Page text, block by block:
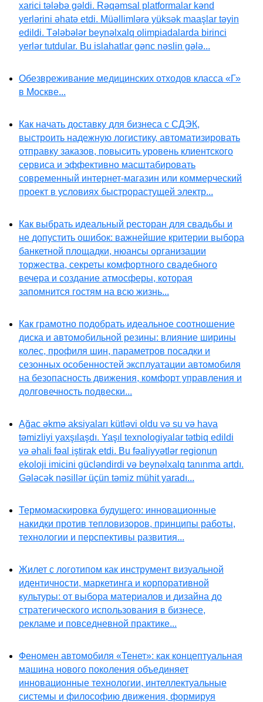
xarici tələbə gəldi. Rəqəmsal platformalar kənd
yerlərini əhatə etdi. Müəllimlərə yüksək maaşlar təyin
edildi. Tələbələr beynəlxalq olimpiadalarda birinci
yerlər tutdular. Bu islahatlar gənc nəslin gələ...
Обезвреживание медицинских отходов класса «Г»
в Москве...
Как начать доставку для бизнеса с СДЭК,
выстроить надежную логистику, автоматизировать
отправку заказов, повысить уровень клиентского
сервиса и эффективно масштабировать
современный интернет-магазин или коммерческий
проект в условиях быстрорастущей электр...
Как выбрать идеальный ресторан для свадьбы и
не допустить ошибок: важнейшие критерии выбора
банкетной площадки, нюансы организации
торжества, секреты комфортного свадебного
вечера и создание атмосферы, которая
запомнится гостям на всю жизнь...
Как грамотно подобрать идеальное соотношение
диска и автомобильной резины: влияние ширины
колес, профиля шин, параметров посадки и
сезонных особенностей эксплуатации автомобиля
на безопасность движения, комфорт управления и
долговечность подвески...
Ağac əkmə aksiyaları kütləvi oldu və su və hava
təmizliyi yaxşılaşdı. Yaşıl texnologiyalar tətbiq edildi
və əhali fəal iştirak etdi. Bu fəaliyyətlər regionun
ekoloji imicini gücləndirdi və beynəlxalq tanınma artdı.
Gələcək nəsillər üçün təmiz mühit yaradı...
Термомаскировка будущего: инновационные
накидки против тепловизоров, принципы работы,
технологии и перспективы развития...
Жилет с логотипом как инструмент визуальной
идентичности, маркетинга и корпоративной
культуры: от выбора материалов и дизайна до
стратегического использования в бизнесе,
рекламе и повседневной практике...
Феномен автомобиля «Тенет»: как концептуальная
машина нового поколения объединяет
инновационные технологии, интеллектуальные
системы и философию движения, формируя